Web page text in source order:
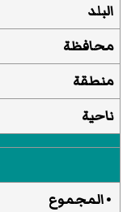
البلد
محافظة
منطقة
ناحية
• المجموع